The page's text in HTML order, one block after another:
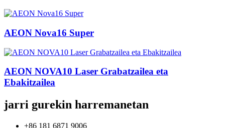
AEON Nova16 Super
AEON NOVA10 Laser Grabatzailea eta
Ebakitzailea
jarri gurekin harremanetan
+86 181 6871 9006